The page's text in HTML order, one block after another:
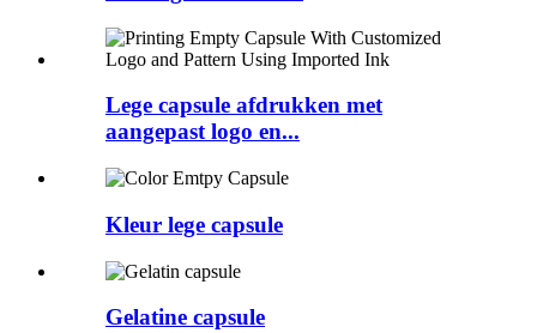
Lege capsule afdrukken met
aangepast logo en...
Kleur lege capsule
Gelatine capsule